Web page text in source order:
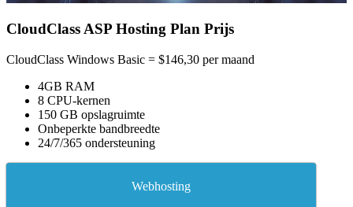
CloudClass ASP Hosting Plan Prijs
CloudClass Windows Basic = $146,30 per maand
4GB RAM
8 CPU-kernen
150 GB opslagruimte
Onbeperkte bandbreedte
24/7/365 ondersteuning
Webhosting